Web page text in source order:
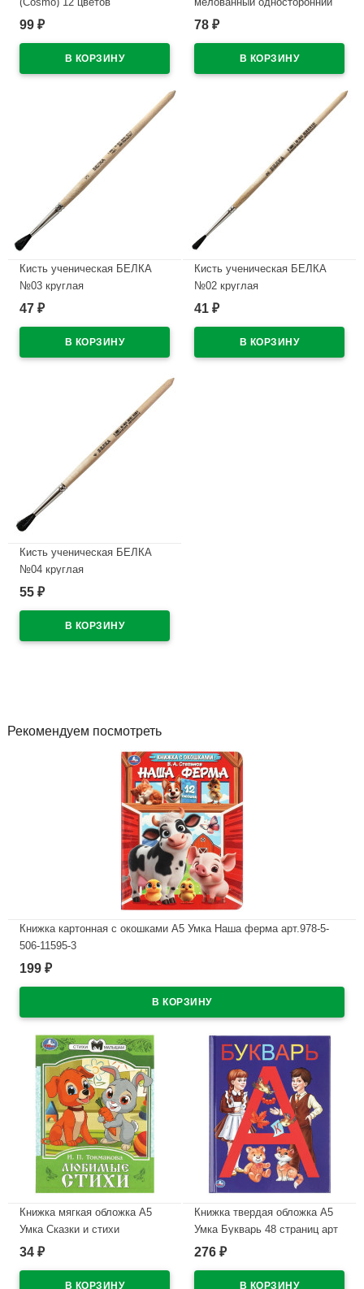
пластиковый блистер
99 ₽
deVENTE 200г/м арт 8040785
78 ₽
Кисть ученическая БЕЛКА
№03 круглая
В наличии
47 ₽
Кисть ученическая БЕЛКА
№02 круглая
В наличии
41 ₽
Кисть ученическая БЕЛКА
№04 круглая
В наличии
55 ₽
Рекомендуем посмотреть
Книжка картонная с окошками А5 Умка Наша ферма арт.978-5-
506-11595-3
В наличии
199 ₽
Книжка мягкая обложка А5
Умка Сказки и стихи
малышам Токмакова арт.978-
34 ₽
Книжка твердая обложка А5
Умка Букварь 48 страниц арт
978-5-506-03754-5
276 ₽